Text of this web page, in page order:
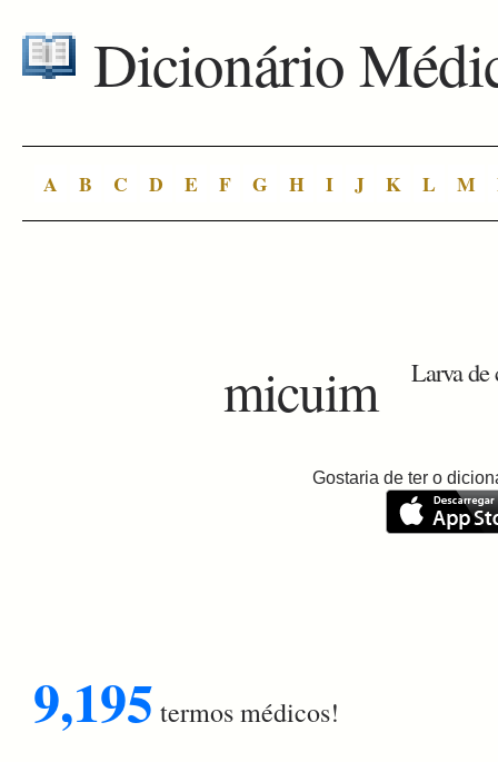
Dicionário
A B C D E F G H I J K L M
micuim Larva de
Gostaria de ter o
9,195 termos médicos!